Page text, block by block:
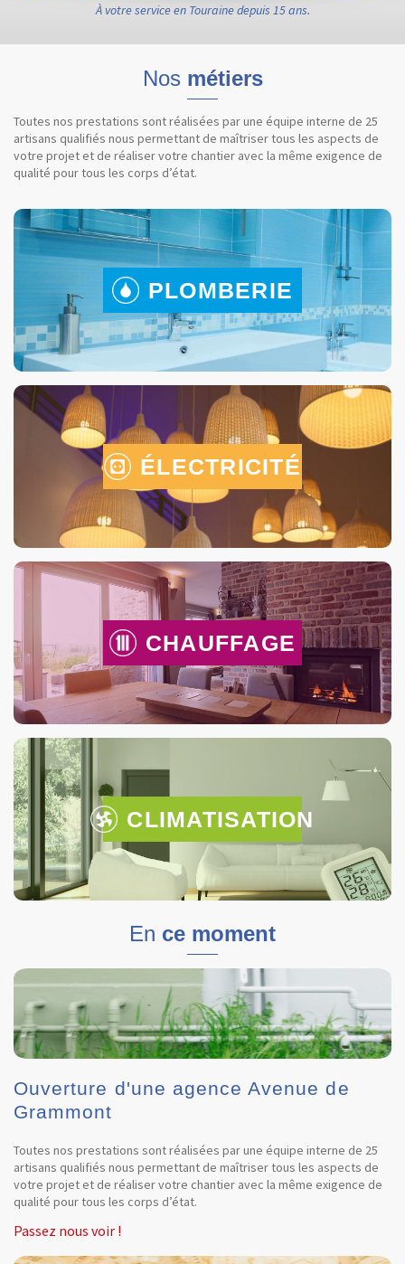
À votre service en Touraine depuis 15 ans.
Nos métiers
Toutes nos prestations sont réalisées par une équipe interne de 25
artisans qualifiés nous permettant de maîtriser tous les aspects de
votre projet et de réaliser votre chantier avec la même exigence de
qualité pour tous les corps d’état.
PLOMBERIE
ÉLECTRICITÉ
CHAUFFAGE
CLIMATISATION
En ce moment
Ouverture d'une agence Avenue de
Grammont
Toutes nos prestations sont réalisées par une équipe interne de 25
artisans qualifiés nous permettant de maîtriser tous les aspects de
votre projet et de réaliser votre chantier avec la même exigence de
qualité pour tous les corps d’état.
Passez nous voir !